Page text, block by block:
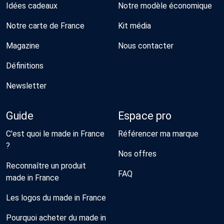
Idées cadeaux
Notre carte de France
Magazine
Définitions
Newsletter
Notre modèle économique
Kit média
Nous contacter
Guide
C'est quoi le made in France
?
Reconnaître un produit
made in France
Les logos du made in France
Pourquoi acheter du made in
Espace pro
Référencer ma marque
Nos offres
FAQ